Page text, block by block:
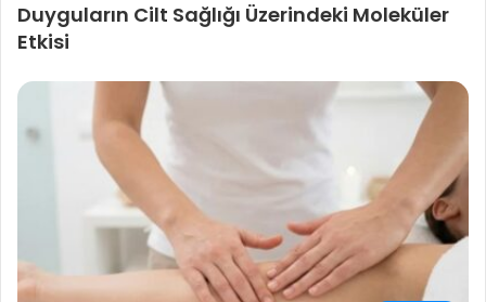
Duyguların Cilt Sağlığı Üzerindeki Moleküler
Etkisi